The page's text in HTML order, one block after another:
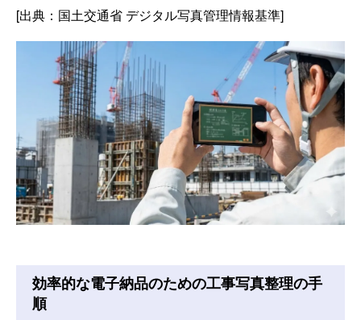
[出典：国土交通省 デジタル写真管理情報基準]
効率的な電子納品のための工事写真整理の手
順